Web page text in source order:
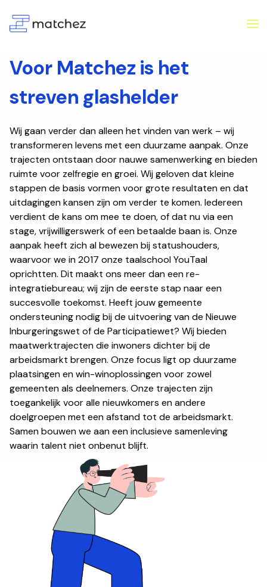
Voor Matchez is het
streven glashelder
Wij gaan verder dan alleen het vinden van werk – wij
transformeren levens met een duurzame aanpak. Onze
trajecten ontstaan door nauwe samenwerking en bieden
ruimte voor zelfregie en groei. Wij geloven dat kleine
stappen de basis vormen voor grote resultaten en dat
uitdagingen kansen zijn om verder te komen. Iedereen
verdient de kans om mee te doen, of dat nu via een
stage, vrijwilligerswerk of een betaalde baan is. Onze
aanpak heeft zich al bewezen bij statushouders,
waarvoor we in 2017 onze taalschool YouTaal
oprichtten. Dit maakt ons meer dan een re-
integratiebureau; wij zijn de eerste stap naar een
succesvolle toekomst. Heeft jouw gemeente
ondersteuning nodig bij de uitvoering van de Nieuwe
Inburgeringswet of de Participatiewet? Wij bieden
maatwerktrajecten die inwoners dichter bij de
arbeidsmarkt brengen. Onze focus ligt op duurzame
plaatsingen en win-winoplossingen voor zowel
gemeenten als deelnemers. Onze trajecten zijn
toegankelijk voor alle nieuwkomers en andere
doelgroepen met een afstand tot de arbeidsmarkt.
Samen bouwen we aan een inclusieve samenleving
waarin talent niet onbenut blijft.